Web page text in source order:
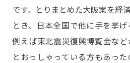
です。とりまとめた大阪案を経
とき、日本全国で他に手を挙げ
例えば東北震災復興博覧会など
とおっしゃっている方もあっ